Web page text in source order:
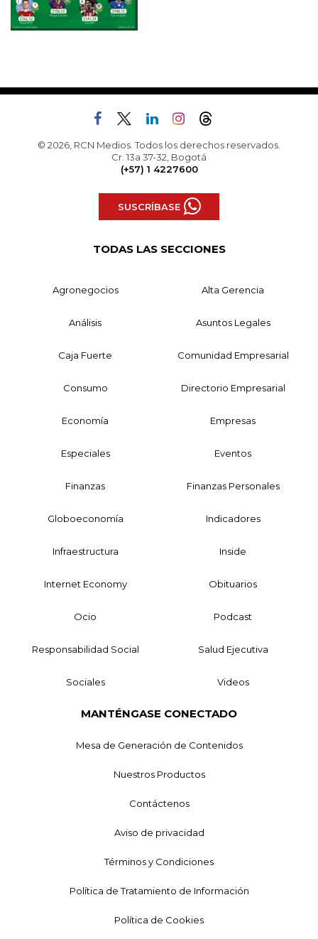
© 2026, RCN Medios. Todos los derechos reservados.
Cr. 13a 37-32, Bogotá
(+57) 1 4227600
SUSCRÍBASE
TODAS LAS SECCIONES
Agronegocios Alta Gerencia
Análisis Asuntos Legales
Caja Fuerte Comunidad Empresarial
Consumo Directorio Empresarial
Economía Empresas
Especiales Eventos
Finanzas Finanzas Personales
Globoeconomía Indicadores
Infraestructura Inside
Internet Economy Obituarios
Ocio Podcast
Responsabilidad Social Salud Ejecutiva
Sociales Videos
MANTÉNGASE CONECTADO
Mesa de Generación de Contenidos
Nuestros Productos
Contáctenos
Aviso de privacidad
Términos y Condiciones
Política de Tratamiento de Información
Política de Cookies